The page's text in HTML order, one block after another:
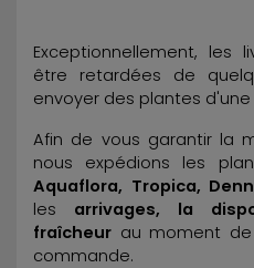
Exceptionnellement, les
être retardées de
envoyer des plantes
Afin de vous garantir la
nous expédions les
Aquaflora, Tropica,
les arrivages, la
fraîcheur au moment
commande.